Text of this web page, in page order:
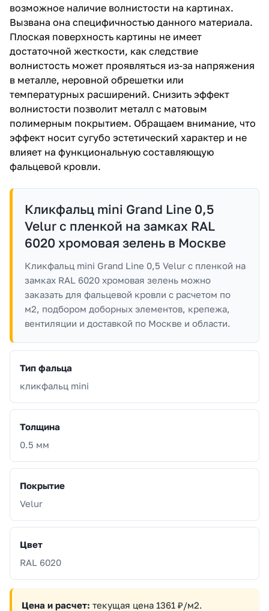
возможное наличие волнистости на картинах.
Вызвана она специфичностью данного материала.
Плоская поверхность картины не имеет
достаточной жесткости, как следствие
волнистость может проявляться из-за напряжения
в металле, неровной обрешетки или
температурных расширений. Снизить эффект
волнистости позволит металл с матовым
полимерным покрытием. Обращаем внимание, что
эффект носит сугубо эстетический характер и не
влияет на функциональную составляющую
фальцевой кровли.
Кликфальц mini Grand Line 0,5
Velur с пленкой на замках RAL
6020 хромовая зелень в Москве
Кликфальц mini Grand Line 0,5 Velur с пленкой на
замках RAL 6020 хромовая зелень можно
заказать для фальцевой кровли с расчетом по
м2, подбором доборных элементов, крепежа,
вентиляции и доставкой по Москве и области.
Тип фальца
кликфальц mini
Толщина
0.5 мм
Покрытие
Velur
Цвет
RAL 6020
Цена и расчет: текущая цена 1361 ₽/м2.